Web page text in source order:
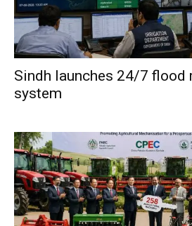
Sindh launches 24/7 flood
system